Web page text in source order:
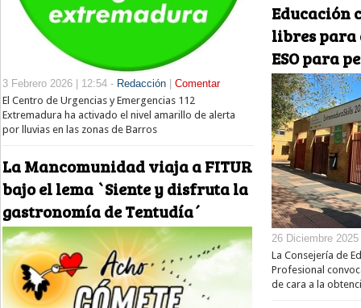
3 Febrero 2026 | 12:54 - Redacción
Comentar
El Centro de Urgencias y Emergencias 112
Extremadura ha activado el nivel amarillo de alerta
por lluvias en las zonas de Barros
La Mancomunidad viaja a FITUR
bajo el lema `Siente y disfruta la
gastronomía de Tentudía´
Educación
libres para
ESO para
26 Diciembre
La Consejería de
Profesional
de cara a la